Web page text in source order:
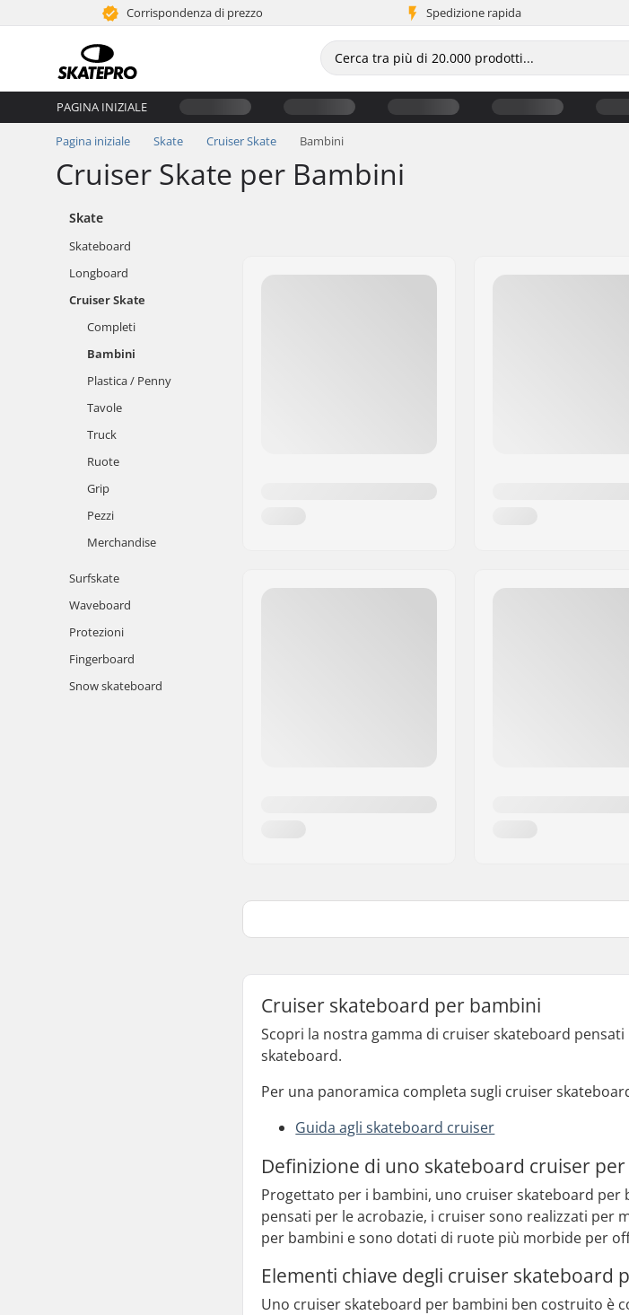
Corrispondenza di prezzo Spedizione rapida
PAGINA INIZIALE
Pagina iniziale Skate Cruiser Skate Bambini
Cruiser Skate per Bambini
Skate
Skateboard
Longboard
Cruiser Skate
Completi
Bambini
Plastica / Penny
Tavole
Truck
Ruote
Grip
Pezzi
Merchandise
Surfskate
Waveboard
Protezioni
Fingerboard
Snow skateboard
Cruiser skateboard per bambini
Scopri la nostra gamma di cruiser skateboard
skateboard.
Per una panoramica completa sugli cruiser
Guida agli skateboard cruiser
Definizione di uno skateboard cruiser
Progettato per i bambini, uno cruiser skateboard per
pensati per le acrobazie, i cruiser sono realizzati per
per bambini e sono dotati di ruote più morbide per
Elementi chiave degli cruiser skateboard
Uno cruiser skateboard per bambini ben costruito è